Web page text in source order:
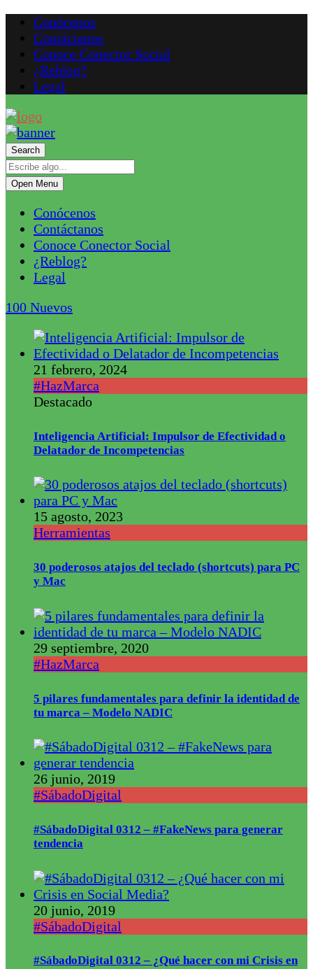
Conócenos
Contáctanos
Conoce Conector Social
¿Reblog?
Legal
Search
Open Menu
Conócenos
Contáctanos
Conoce Conector Social
¿Reblog?
Legal
100 Nuevos
21 febrero, 2024
#HazMarca
Destacado
Inteligencia Artificial: Impulsor de Efectividad o
Delatador de Incompetencias
15 agosto, 2023
Herramientas
30 poderosos atajos del teclado (shortcuts) para PC
y Mac
29 septiembre, 2020
#HazMarca
5 pilares fundamentales para definir la identidad de
tu marca – Modelo NADIC
26 junio, 2019
#SábadoDigital
#SábadoDigital 0312 – #FakeNews para generar
tendencia
20 junio, 2019
#SábadoDigital
#SábadoDigital 0312 – ¿Qué hacer con mi Crisis en